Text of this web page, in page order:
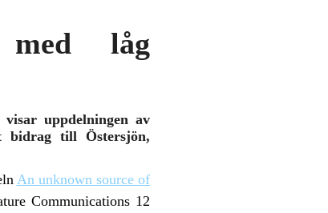
med låg
uppdelningen av
bidrag till Östersjön,
An unknown source of
Communications 12